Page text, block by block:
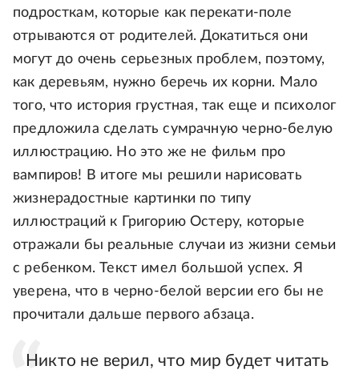
подросткам, которые как перекати-поле
отрываются от родителей. Докатиться они
могут до очень серьезных проблем, поэтому,
как деревьям, нужно беречь их корни. Мало
того, что история грустная, так еще и психолог
предложила сделать сумрачную черно-белую
иллюстрацию. Но это же не фильм про
вампиров! В итоге мы решили нарисовать
жизнерадостные картинки по типу
иллюстраций к Григорию Остеру, которые
отражали бы реальные случаи из жизни семьи
с ребенком. Текст имел большой успех. Я
уверена, что в черно-белой версии его бы не
прочитали дальше первого абзаца.
Никто не верил, что мир будет читать